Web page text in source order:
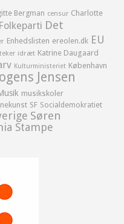
Bergman censur Charlotte
Det
Enhedslisten ereolen.dk EU
idræt Katrine Daugaard
Kulturministeriet København
Jensen
musikskoler
SF Socialdemokratiet
Søren
Stampe